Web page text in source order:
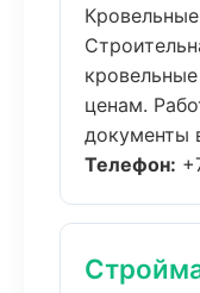
ценам.
документы
Телефон: